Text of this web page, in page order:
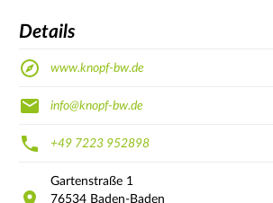
Details
www.knopf-bw.de
info@knopf-bw.de
+49 7223 952898
Gartenstraße 1
76534 Baden-Baden